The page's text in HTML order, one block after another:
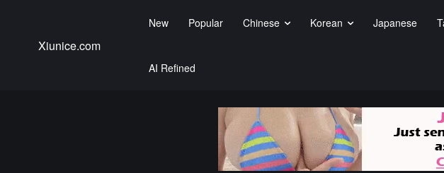
Xiunice.com
New Popular Chinese Korean Japanese
AI Refined